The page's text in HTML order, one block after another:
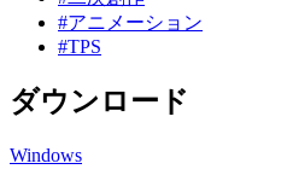
#アニメーション
#TPS
ダウンロード
Windows